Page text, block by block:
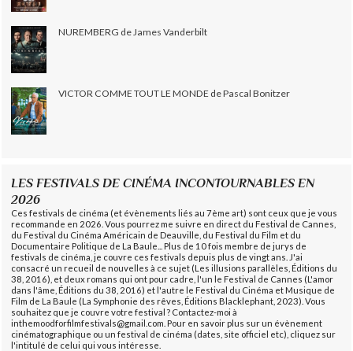
NUREMBERG de James Vanderbilt
VICTOR COMME TOUT LE MONDE de Pascal Bonitzer
LES FESTIVALS DE CINÉMA INCONTOURNABLES EN
2026
Ces festivals de cinéma (et évènements liés au 7ème art) sont ceux que je vous
recommande en 2026. Vous pourrez me suivre en direct du Festival de Cannes,
du Festival du Cinéma Américain de Deauville, du Festival du Film et du
Documentaire Politique de La Baule... Plus de 10 fois membre de jurys de
festivals de cinéma, je couvre ces festivals depuis plus de vingt ans. J'ai
consacré un recueil de nouvelles à ce sujet (Les illusions parallèles, Éditions du
38, 2016), et deux romans qui ont pour cadre, l'un le Festival de Cannes (L'amor
dans l'âme, Éditions du 38, 2016) et l'autre le Festival du Cinéma et Musique de
Film de La Baule (La Symphonie des rêves, Éditions Blacklephant, 2023). Vous
souhaitez que je couvre votre festival ? Contactez-moi à
inthemoodforfilmfestivals@gmail.com. Pour en savoir plus sur un évènement
cinématographique ou un festival de cinéma (dates, site officiel etc), cliquez sur
l'intitulé de celui qui vous intéresse.